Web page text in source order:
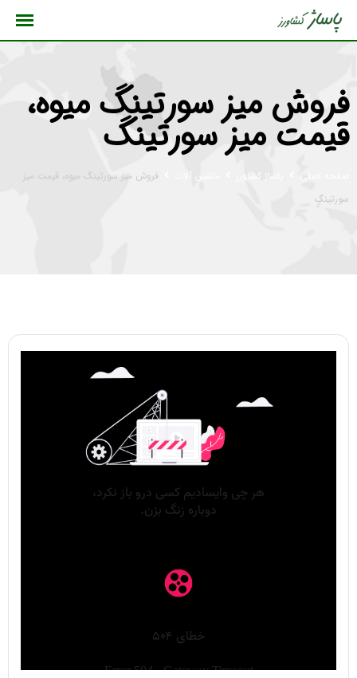
پرش
فروش میز سورتینگ میوه،
قیمت میز سورتینگ
صفحه اصلی پاساژ کشاورز ماشین آلات
فروش میز سورتینگ میوه، قیمت میز
سورتینگ